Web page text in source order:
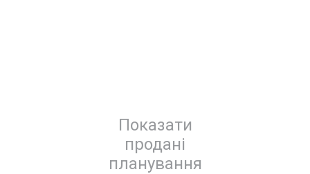
Показати
продані
планування